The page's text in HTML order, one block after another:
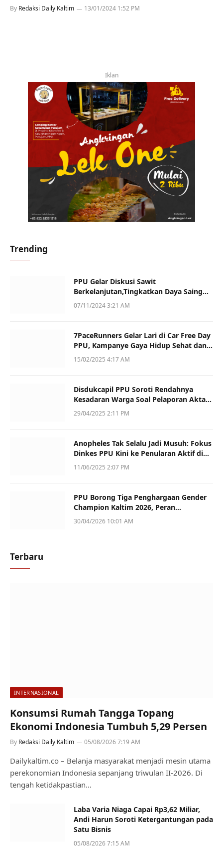
By Redaksi Daily Kaltim 13/01/2024 1:52 PM
Iklan
Trending
PPU Gelar Diskusi Sawit
Berkelanjutan,Tingkatkan Daya Saing
dan Kualitas
07/11/2024 3:21 AM
7PaceRunners Gelar Lari di Car Free Day
PPU, Kampanye Gaya Hidup Sehat dan
Dukung UMKM
15/02/2025 4:17 AM
Disdukcapil PPU Soroti Rendahnya
Kesadaran Warga Soal Pelaporan Akta
Kematian
29/04/2025 2:11 PM
Anopheles Tak Selalu Jadi Musuh: Fokus
Dinkes PPU Kini ke Penularan Aktif di
Sotek
11/06/2025 2:07 PM
PPU Borong Tiga Penghargaan Gender
Champion Kaltim 2026, Peran
Perempuan Jadi Sorotan
30/04/2026 10:01 AM
Terbaru
INTERNASIONAL
Konsumsi Rumah Tangga Topang
Ekonomi Indonesia Tumbuh 5,29 Persen
By Redaksi Daily Kaltim 05/08/2026 7:19 AM
Dailykaltim.co – Belanja masyarakat menjadi mesin utama
perekonomian Indonesia sepanjang triwulan II-2026. Di
tengah ketidakpastian…
Laba Varia Niaga Capai Rp3,62 Miliar,
Andi Harun Soroti Ketergantungan pada
Satu Bisnis
05/08/2026 7:15 AM